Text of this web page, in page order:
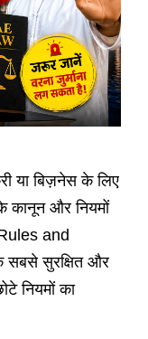
या बिज़नेस के लिए
कानून और नियमों
and
सबसे सुरक्षित और
नियमों का